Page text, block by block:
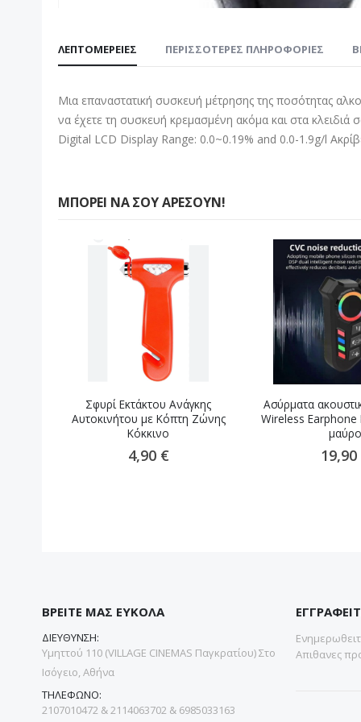
αρχή
συλλογής
εικόνων
ΛΕΠΤΟΜΈΡΕΙΕΣ
Μια επαναστατική συσκευή μέτρησης της ποσότητας
να έχετε τη συσκευή κρεμασμένη ακόμα και στα κλειδιά
Digital LCD Display Range: 0.0~0.19% and 0.0-1.9g/l
ΠΕΡΙΣΣΌΤΕΡΕΣ ΠΛΗΡΟΦΟΡΊΕΣ
ΜΠΟΡΕΊ ΝΑ ΣΟΥ ΑΡΈΣΟΥΝ!
Σφυρί Εκτάκτου Ανάγκης
Αυτοκινήτου με Κόπτη Ζώνης
Κόκκινο
4,90 €
Ασύρματα
Wireless Earphone
μαύρο
19,90
ΒΡΕΙΤΕ ΜΑΣ ΕΥΚΟΛΑ
ΔΙΕΥΘΥΝΣΗ:
Υμηττού 110 (VILLAGE CINEMAS Παγκρατίου) Στο
Ισόγειο, Αθήνα
ΤΗΛΕΦΩΝΟ:
2107010472 & 2114063702 & 6985033163
Απιθανες